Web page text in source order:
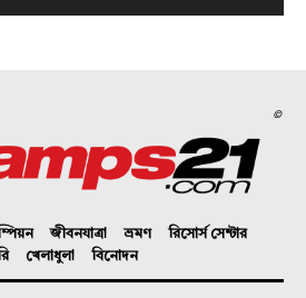
©
জীবনযাত্রা ভ্রমণ
রিসোর্স সেন্টার
খেলাধুলা বিনোদন